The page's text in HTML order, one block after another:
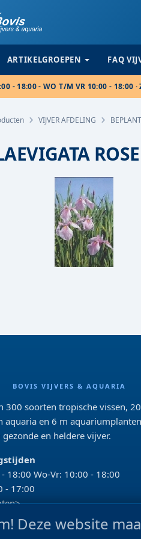
ARTIKELGROEPEN FAQ
- 18:00 - WO T/M VR 10:00 - 18:00 ·
VIJVER AFDELING
BOVIS VIJVERS & AQUARIA
300 soorten tropische vissen, 20
aquaria en 6 m
en heldere vijver.
18:00 Wo-Vr: 10:00 - 18:00
- 17:00
REVIEWS
Deze website